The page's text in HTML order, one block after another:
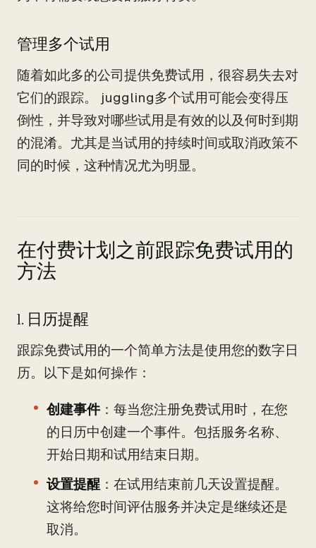
管理多个试用
随着如此多的公司提供免费试用，很容易失去对
它们的跟踪。 juggling多个试用可能会变得压
倒性，并导致对哪些试用是有效的以及何时到期
的混淆。尤其是当试用的持续时间或取消政策不
同的时候，这种情况尤为明显。
在付费计划之前跟踪免费试用的
方法
1. 日历提醒
跟踪免费试用的一个简单方法是使用您的数字日
历。以下是如何操作：
创建事件：每当您注册免费试用时，在您
的日历中创建一个事件。包括服务名称、
开始日期和试用结束日期。
设置提醒：在试用结束前几天设置提醒。
这将给您时间评估服务并决定是继续还是
取消。